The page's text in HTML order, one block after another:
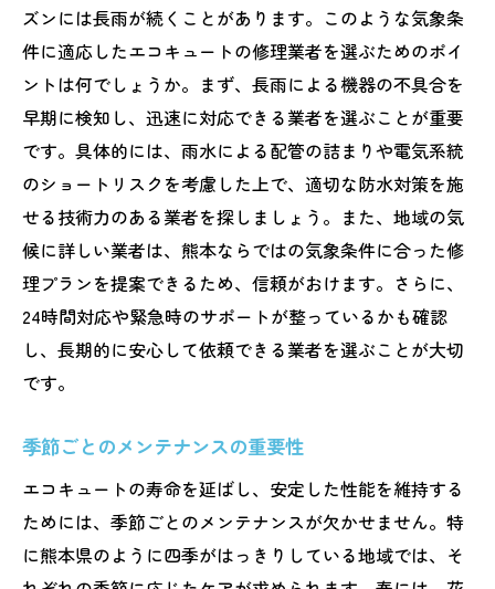
ズンには長雨が続くことがあります。このような気象条
件に適応したエコキュートの修理業者を選ぶためのポイ
ントは何でしょうか。まず、長雨による機器の不具合を
早期に検知し、迅速に対応できる業者を選ぶことが重要
です。具体的には、雨水による配管の詰まりや電気系統
のショートリスクを考慮した上で、適切な防水対策を施
せる技術力のある業者を探しましょう。また、地域の気
候に詳しい業者は、熊本ならではの気象条件に合った修
理プランを提案できるため、信頼がおけます。さらに、
24時間対応や緊急時のサポートが整っているかも確認
し、長期的に安心して依頼できる業者を選ぶことが大切
です。
季節ごとのメンテナンスの重要性
エコキュートの寿命を延ばし、安定した性能を維持する
ためには、季節ごとのメンテナンスが欠かせません。特
に熊本県のように四季がはっきりしている地域では、そ